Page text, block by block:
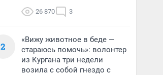
26 870 3
2
«Вижу животное в беде —
стараюсь помочь»: волонтер
из Кургана три недели
возила с собой гнездо с